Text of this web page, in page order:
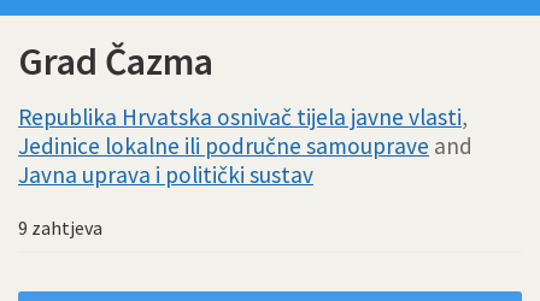
Grad Čazma
Republika Hrvatska osnivač tijela javne vlasti,
Jedinice lokalne ili područne samouprave and
Javna uprava i politički sustav
9 zahtjeva